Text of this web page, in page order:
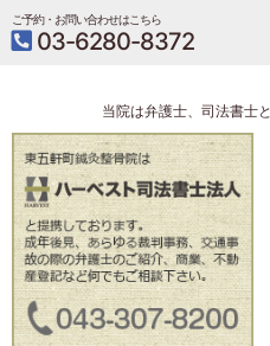
ご予約・お問い合わせはこちら
03-6280-8372
当院は弁護士、司法書士